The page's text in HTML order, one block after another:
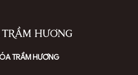
TRẦM HƯƠNG